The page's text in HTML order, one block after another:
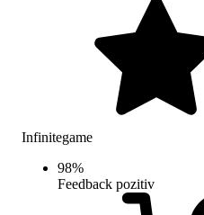
Infinitegame
98%
Feedback pozitiv